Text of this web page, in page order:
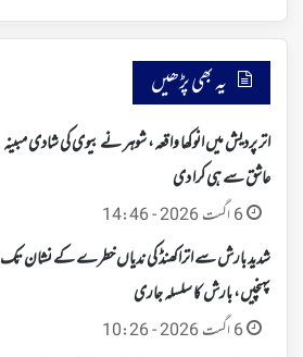
یہ بھی پڑھیں
اتر پردیش میں انوکھا واقعہ، شوہر نے بیوی کی شادی مبینہ
عاشق سے ہی کرا دی
6 اگست 2026 - 14:46
شدید بارش سے اتراکھنڈ کی ندیاں خطرے کے نشان تک
پہنچیں، بارش کا سلسلہ جاری
6 اگست 2026 - 10:26